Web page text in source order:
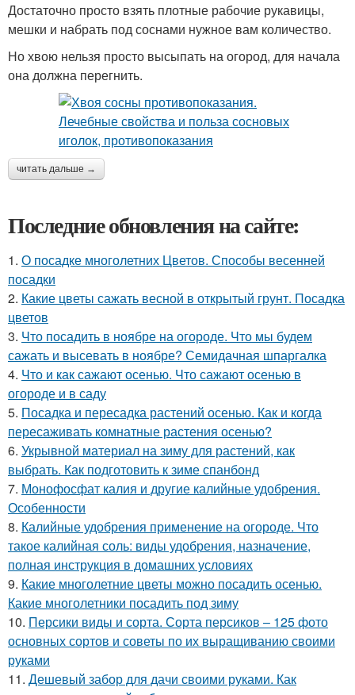
Достаточно просто взять плотные рабочие рукавицы,
мешки и набрать под соснами нужное вам количество.
Но хвою нельзя просто высыпать на огород, для начала
она должна перегнить.
читать дальше →
Последние обновления на сайте:
1. О посадке многолетних Цветов. Способы весенней
посадки
2. Какие цветы сажать весной в открытый грунт. Посадка
цветов
3. Что посадить в ноябре на огороде. Что мы будем
сажать и высевать в ноябре? Семидачная шпаргалка
4. Что и как сажают осенью. Что сажают осенью в
огороде и в саду
5. Посадка и пересадка растений осенью. Как и когда
пересаживать комнатные растения осенью?
6. Укрывной материал на зиму для растений, как
выбрать. Как подготовить к зиме спанбонд
7. Монофосфат калия и другие калийные удобрения.
Особенности
8. Калийные удобрения применение на огороде. Что
такое калийная соль: виды удобрения, назначение,
полная инструкция в домашних условиях
9. Какие многолетние цветы можно посадить осенью.
Какие многолетники посадить под зиму
10. Персики виды и сорта. Сорта персиков – 125 фото
основных сортов и советы по их выращиванию своими
руками
11. Дешевый забор для дачи своими руками. Как